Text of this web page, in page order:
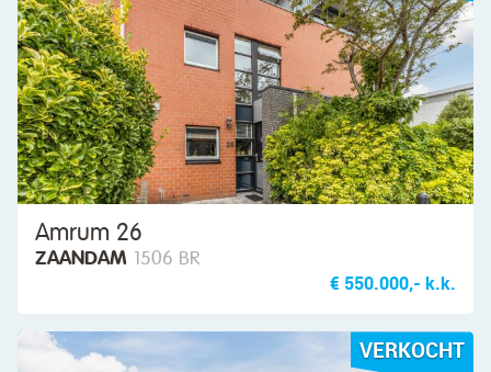
Amrum 26
ZAANDAM 1506 BR
€ 550.000,- k.k.
VERKOCHT